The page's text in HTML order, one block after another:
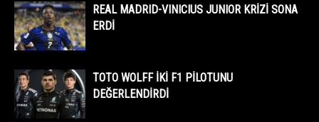
REAL MADRID-VINICIUS JUNIOR KRİZİ SONA
ERDİ
TOTO WOLFF İKİ F1 PİLOTUNU
DEĞERLENDİRDİ